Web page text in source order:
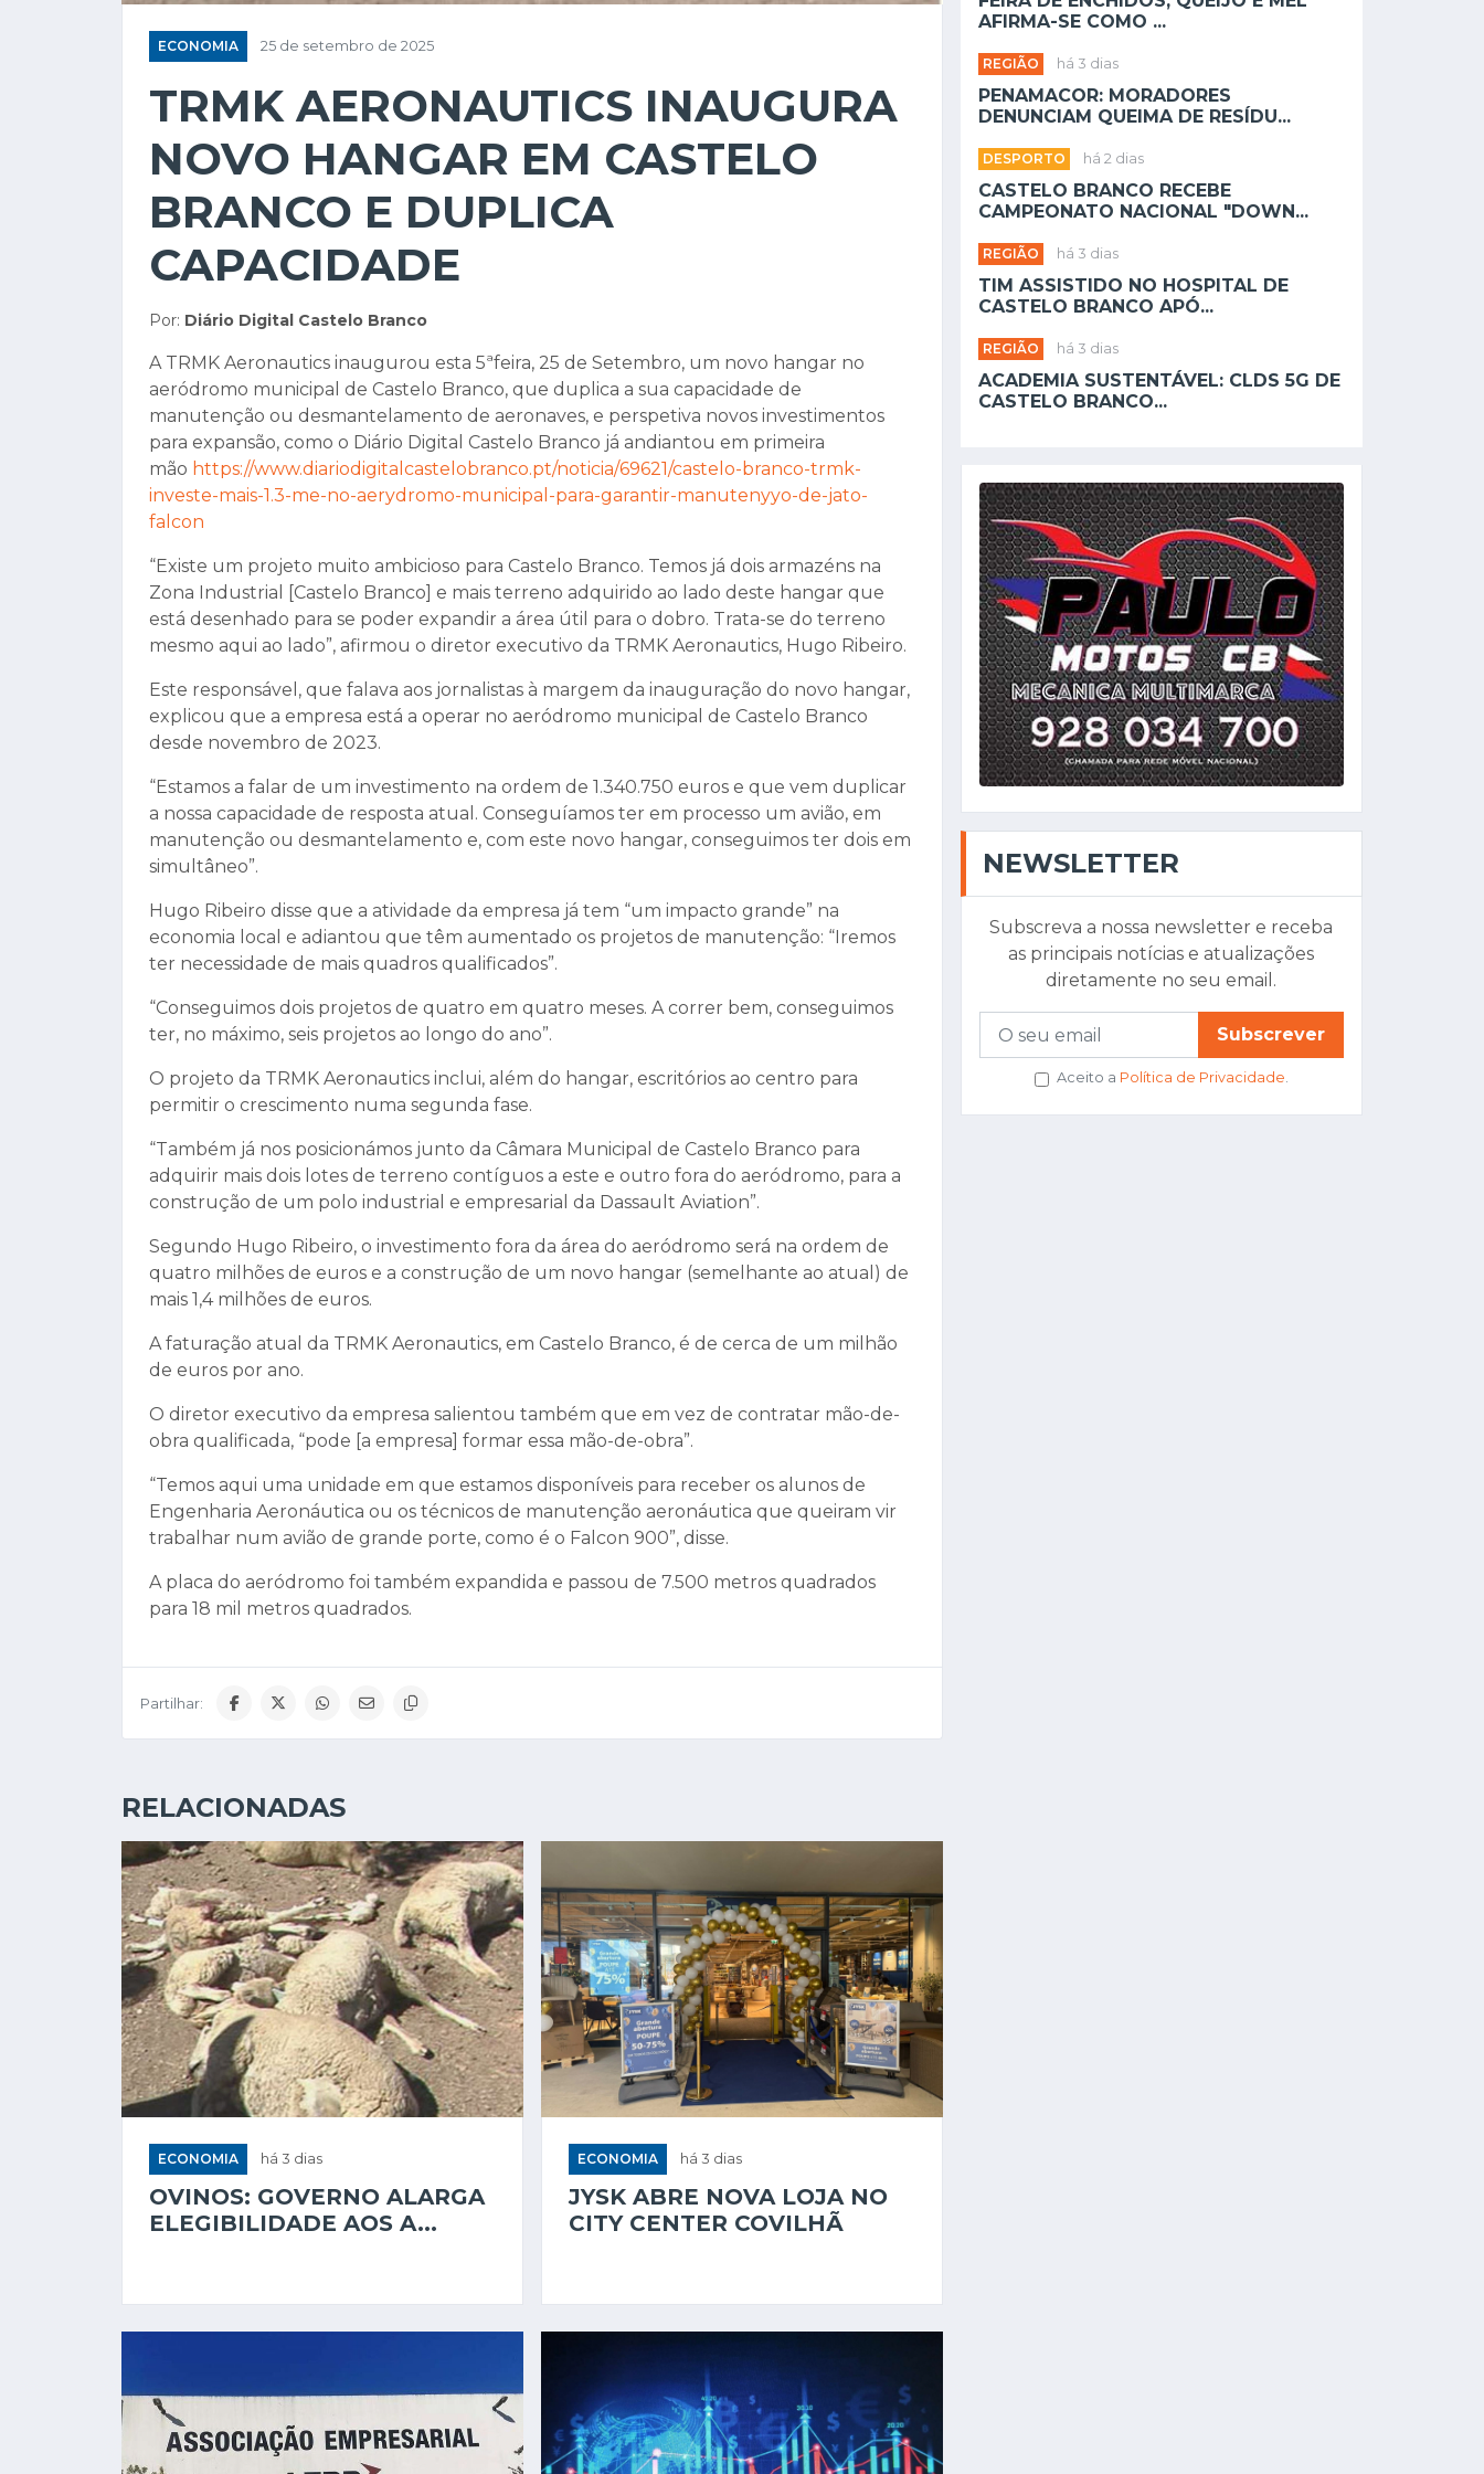
ECONOMIA 25 de setembro de 2025
TRMK AERONAUTICS INAUGURA
NOVO HANGAR EM CASTELO
BRANCO E DUPLICA
CAPACIDADE
Por: Diário Digital Castelo Branco
A TRMK Aeronautics inaugurou esta 5ªfeira, 25 de Setembro, um novo hangar no
aeródromo municipal de Castelo Branco, que duplica a sua capacidade de
manutenção ou desmantelamento de aeronaves, e perspetiva novos investimentos
para expansão, como o Diário Digital Castelo Branco já andiantou em primeira
mão https://www.diariodigitalcastelobranco.pt/noticia/69621/castelo-branco-trmk-
investe-mais-1.3-me-no-aerydromo-municipal-para-garantir-manutenyyo-de-jato-
falcon
“Existe um projeto muito ambicioso para Castelo Branco. Temos já dois armazéns na
Zona Industrial [Castelo Branco] e mais terreno adquirido ao lado deste hangar que
está desenhado para se poder expandir a área útil para o dobro. Trata-se do terreno
mesmo aqui ao lado”, afirmou o diretor executivo da TRMK Aeronautics, Hugo Ribeiro.
Este responsável, que falava aos jornalistas à margem da inauguração do novo hangar,
explicou que a empresa está a operar no aeródromo municipal de Castelo Branco
desde novembro de 2023.
“Estamos a falar de um investimento na ordem de 1.340.750 euros e que vem duplicar
a nossa capacidade de resposta atual. Conseguíamos ter em processo um avião, em
manutenção ou desmantelamento e, com este novo hangar, conseguimos ter dois em
simultâneo”.
Hugo Ribeiro disse que a atividade da empresa já tem “um impacto grande” na
economia local e adiantou que têm aumentado os projetos de manutenção: “Iremos
ter necessidade de mais quadros qualificados”.
“Conseguimos dois projetos de quatro em quatro meses. A correr bem, conseguimos
ter, no máximo, seis projetos ao longo do ano”.
O projeto da TRMK Aeronautics inclui, além do hangar, escritórios ao centro para
permitir o crescimento numa segunda fase.
“Também já nos posicionámos junto da Câmara Municipal de Castelo Branco para
adquirir mais dois lotes de terreno contíguos a este e outro fora do aeródromo, para a
construção de um polo industrial e empresarial da Dassault Aviation”.
Segundo Hugo Ribeiro, o investimento fora da área do aeródromo será na ordem de
quatro milhões de euros e a construção de um novo hangar (semelhante ao atual) de
mais 1,4 milhões de euros.
A faturação atual da TRMK Aeronautics, em Castelo Branco, é de cerca de um milhão
de euros por ano.
O diretor executivo da empresa salientou também que em vez de contratar mão-de-
obra qualificada, “pode [a empresa] formar essa mão-de-obra”.
“Temos aqui uma unidade em que estamos disponíveis para receber os alunos de
Engenharia Aeronáutica ou os técnicos de manutenção aeronáutica que queiram vir
trabalhar num avião de grande porte, como é o Falcon 900”, disse.
A placa do aeródromo foi também expandida e passou de 7.500 metros quadrados
para 18 mil metros quadrados.
Partilhar:
RELACIONADAS
ECONOMIA há 3 dias
OVINOS: GOVERNO ALARGA
ELEGIBILIDADE AOS A...
ECONOMIA há 3 dias
JYSK ABRE NOVA LOJA NO
CITY CENTER COVILHÃ
AFIRMA-SE COMO ...
REGIÃO há 3 dias
PENAMACOR: MORADORES
DENUNCIAM QUEIMA DE RESÍDU...
DESPORTO há 2 dias
CASTELO BRANCO RECEBE
CAMPEONATO NACIONAL "DOWN...
REGIÃO há 3 dias
TIM ASSISTIDO NO HOSPITAL DE
CASTELO BRANCO APÓ...
REGIÃO há 3 dias
ACADEMIA SUSTENTÁVEL: CLDS 5G DE
CASTELO BRANCO...
NEWSLETTER
Subscreva a nossa newsletter e receba
as principais notícias e atualizações
diretamente no seu email.
Subscrever
Aceito a Política de Privacidade.